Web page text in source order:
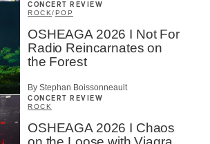
CONCERT REVIEW
ROCK/POP
OSHEAGA 2026 I Not For
Radio Reincarnates on
the Forest
By Stephan Boissonneault
CONCERT REVIEW
ROCK
OSHEAGA 2026 I Chaos